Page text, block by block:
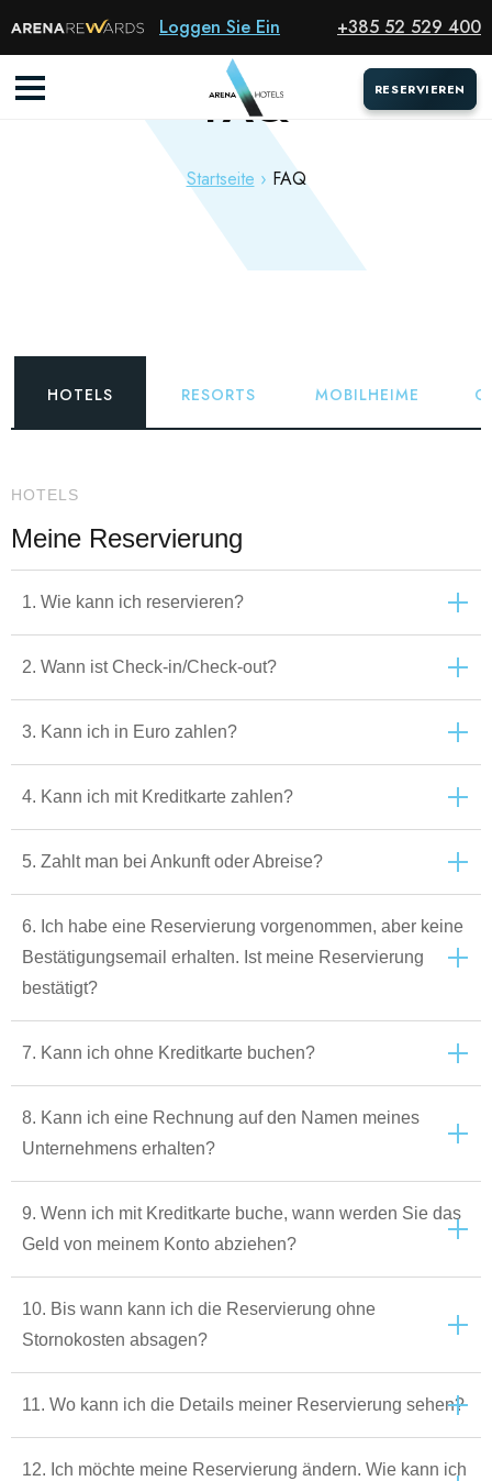
Loggen Sie Ein +385 52 529 400
RESERVIEREN
RESERVIEREN
FAQ
Startseite FAQ
HOTELS RESORTS MOBILHEIME
HOTELS
Meine Reservierung
1. Wie kann ich reservieren?
2. Wann ist Check-in/Check-out?
3. Kann ich in Euro zahlen?
4. Kann ich mit Kreditkarte zahlen?
5. Zahlt man bei Ankunft oder Abreise?
6. Ich habe eine Reservierung vorgenommen, aber keine
Bestätigungsemail erhalten. Ist meine Reservierung
bestätigt?
7. Kann ich ohne Kreditkarte buchen?
8. Kann ich eine Rechnung auf den Namen meines
Unternehmens erhalten?
9. Wenn ich mit Kreditkarte buche, wann werden Sie das
Geld von meinem Konto abziehen?
10. Bis wann kann ich die Reservierung ohne
Stornokosten absagen?
11. Wo kann ich die Details meiner Reservierung sehen?
12. Ich möchte meine Reservierung ändern. Wie kann ich